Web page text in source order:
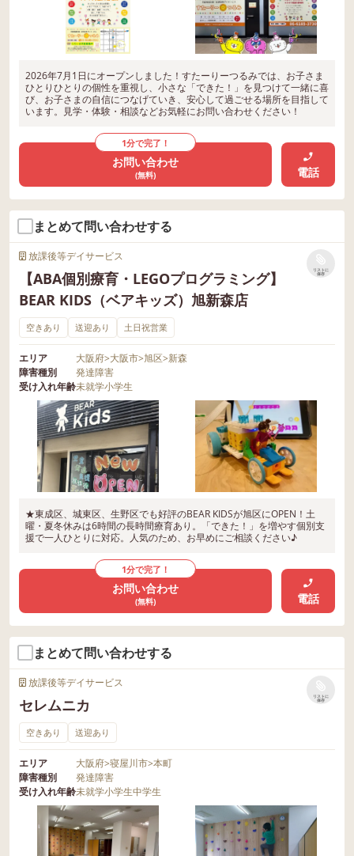
2026年7月1日にオープンしました！すたーりーつるみでは、お子さま
ひとりひとりの個性を重視し、小さな「できた！」を見つけて一緒に喜
び、お子さまの自信につなげていき、安心して過ごせる場所を目指して
います。見学・体験・相談などお気軽にお問い合わせください！
1分で完了！
お問い合わせ
(無料) 電話
まとめて問い合わせする
放課後等デイサービス
【ABA個別療育・LEGOプログラミング】
BEAR KIDS（ベアキッズ）旭新森店
リストに
保存
空きあり 送迎あり 土日祝営業
エリア 大阪府>大阪市>旭区>新森
障害種別
発達障害
受け入れ年齢未就学小学生
★東成区、城東区、生野区でも好評のBEAR KIDSが旭区にOPEN！土
曜・夏冬休みは6時間の長時間療育あり。「できた！」を増やす個別支
援で一人ひとりに対応。人気のため、お早めにご相談ください♪
1分で完了！
お問い合わせ
(無料) 電話
まとめて問い合わせする
放課後等デイサービス
セレムニカ
リストに
保存
空きあり 送迎あり
エリア 大阪府>寝屋川市>本町
障害種別
発達障害
受け入れ年齢未就学小学生中学生